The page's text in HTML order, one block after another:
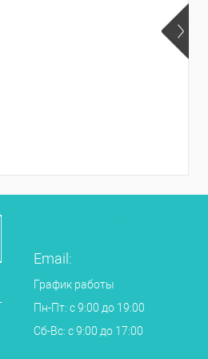
Email:
График работы
Пн-Пт: с 9:00 до 19:00
Сб-Вс: с 9:00 до 17:00